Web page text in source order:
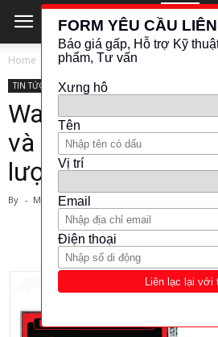
Home TIN TỨC - CÔNG NGHỆ
TIN TỨC - CÔNG NGHỆ
Water Flow-Tư
và cung cấp thiết
lượng nước
By - March 1, 2024